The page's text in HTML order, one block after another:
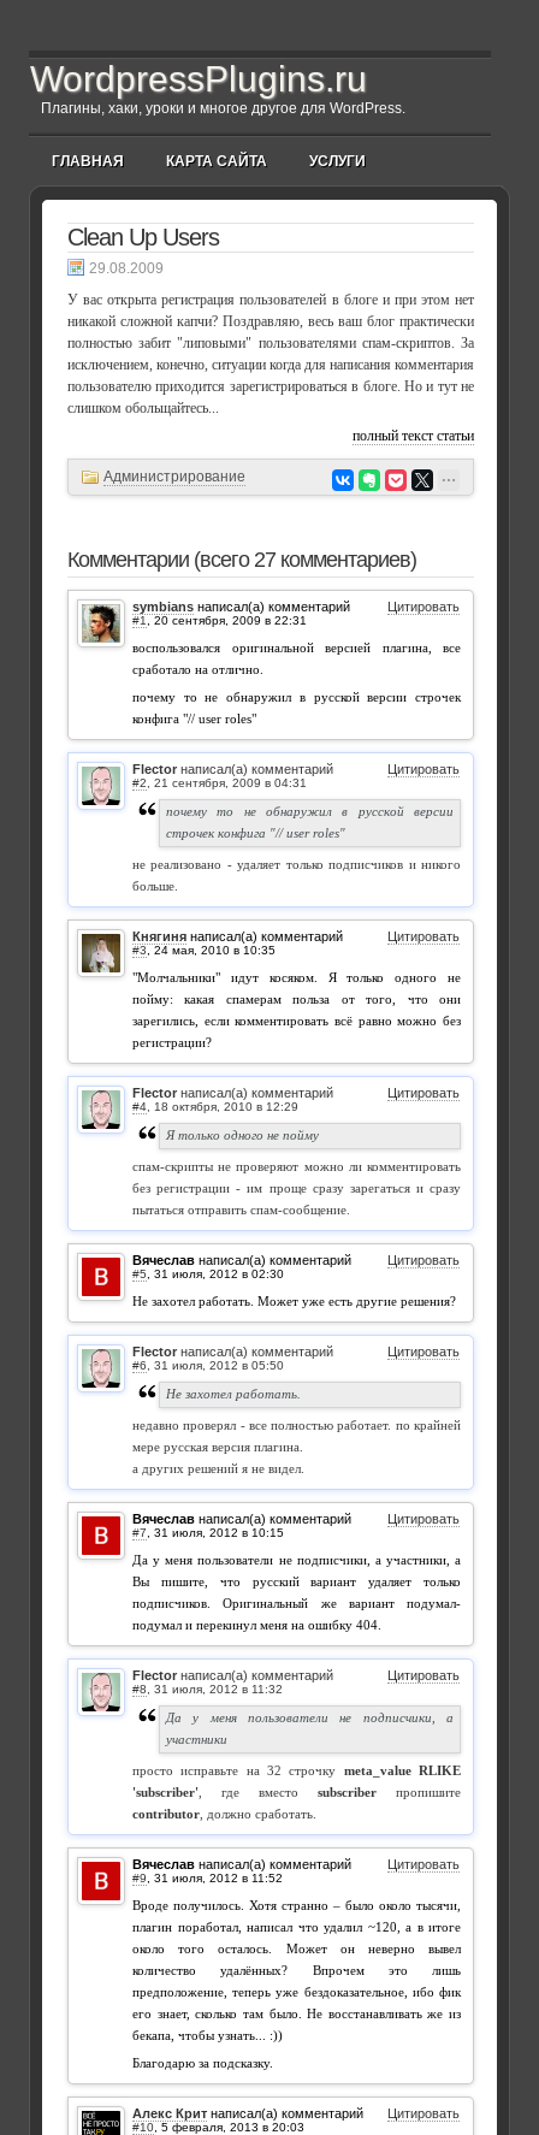
WordpressPlugins.ru
Плагины, хаки, уроки и многое другое для WordPress.
ГЛАВНАЯ КАРТА САЙТА УСЛУГИ
Clean Up Users
29.08.2009
У вас открыта регистрация пользователей в блоге и при этом нет
никакой сложной капчи? Поздравляю, весь ваш блог практически
полностью забит "липовыми" пользователями спам-скриптов. За
исключением, конечно, ситуации когда для написания комментария
пользователю приходится зарегистрироваться в блоге. Но и тут не
слишком обольщайтесь...
полный текст статьи
Администрирование
Комментарии (всего 27 комментариев)
symbians написал(а) комментарий Цитировать
#1
воспользовался оригинальной версией плагина, все
сработало на отлично.
почему то не обнаружил в русской версии строчек
конфига "// user roles"
Flector написал(а) комментарий Цитировать
#2
почему то не обнаружил в русской версии
строчек конфига "// user roles"
не реализовано - удаляет только подписчиков и никого
больше.
Княгиня написал(а) комментарий Цитировать
#3
"Молчальники" идут косяком. Я только одного не
пойму: какая спамерам польза от того, что они
зарегились, если комментировать всё равно можно без
регистрации?
Flector написал(а) комментарий Цитировать
#4
Я только одного не пойму
спам-скрипты не проверяют можно ли комментировать
без регистрации - им проще сразу зарегаться и сразу
пытаться отправить спам-сообщение.
Вячеслав написал(а) комментарий Цитировать
#5
Не захотел работать. Может уже есть другие решения?
Flector написал(а) комментарий Цитировать
#6
Не захотел работать.
недавно проверял - все полностью работает. по крайней
мере русская версия плагина.
а других решений я не видел.
Вячеслав написал(а) комментарий Цитировать
#7
Да у меня пользователи не подписчики, а участники, а
Вы пишите, что русский вариант удаляет только
подписчиков. Оригинальный же вариант подумал-
подумал и перекинул меня на ошибку 404.
Flector написал(а) комментарий Цитировать
#8
Да у меня пользователи не подписчики, а
участники
просто исправьте на 32 строчку meta_value RLIKE
'subscriber' , где вместо subscriber пропишите
contributor , должно сработать.
Вячеслав написал(а) комментарий Цитировать
#9
Вроде получилось. Хотя странно – было около тысячи,
плагин поработал, написал что удалил ~120, а в итоге
около того осталось. Может он неверно вывел
количество удалённых? Впрочем это лишь
предположение, теперь уже бездоказательное, ибо фик
его знает, сколько там было. Не восстанавливать же из
бекапа, чтобы узнать... :))
Благодарю за подсказку.
Алекс Крит написал(а) комментарий Цитировать
#10